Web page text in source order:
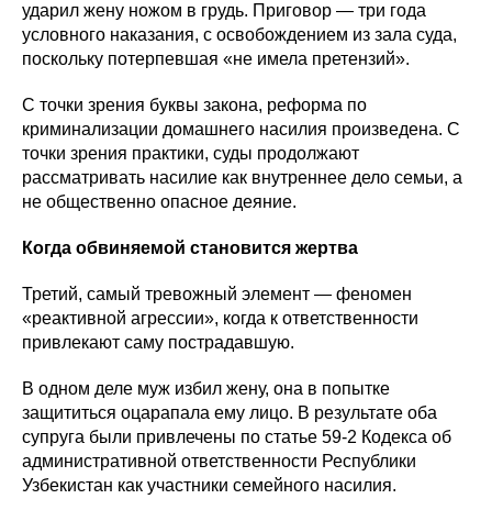
ударил жену ножом в грудь. Приговор — три года
условного наказания, с освобождением из зала суда,
поскольку потерпевшая «не имела претензий».
С точки зрения буквы закона, реформа по
криминализации домашнего насилия произведена. С
точки зрения практики, суды продолжают
рассматривать насилие как внутреннее дело семьи, а
не общественно опасное деяние.
Когда обвиняемой становится жертва
Третий, самый тревожный элемент — феномен
«реактивной агрессии», когда к ответственности
привлекают саму пострадавшую.
В одном деле муж избил жену, она в попытке
защититься оцарапала ему лицо. В результате оба
супруга были привлечены по статье 59-2 Кодекса об
административной ответственности Республики
Узбекистан как участники семейного насилия.